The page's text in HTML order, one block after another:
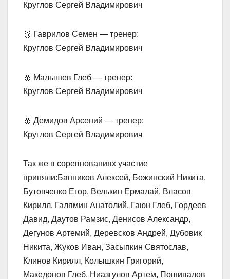
Круглов Сергей Владимирович
🥉 Гаврилов Семен — тренер:
Круглов Сергей Владимирович
🥉 Малышев Глеб — тренер:
Круглов Сергей Владимирович
🥉 Демидов Арсений — тренер:
Круглов Сергей Владимирович
Так же в соревнованиях участие
приняли:Банников Алексей, Божинский Никита,
Бутовченко Егор, Велькин Ермалай, Власов
Кирилл, Галямин Анатолий, Гаюн Глеб, Гордеев
Давид, Даутов Рамзис, Денисов Александр,
Дегунов Артемий, Деревсков Андрей, Дубовик
Никита, Жуков Иван, Засыпкин Святослав,
Клинов Кирилл, Колышкин Григорий,
Македонов Глеб, Ниазгулов Артем, Пошивалов